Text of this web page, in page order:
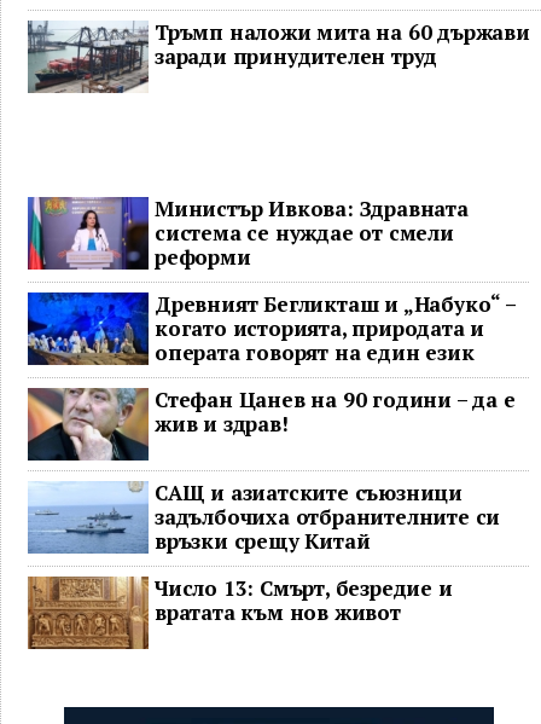
Тръмп наложи мита на 60 държави
заради принудителен труд
Министър Ивкова: Здравната
система се нуждае от смели
реформи
Древният Бегликташ и „Набуко“ –
когато историята, природата и
операта говорят на един език
Стефан Цанев на 90 години – да е
жив и здрав!
САЩ и азиатските съюзници
задълбочиха отбранителните си
връзки срещу Китай
Число 13: Смърт, безредие и
вратата към нов живот